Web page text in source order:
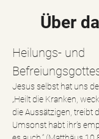
Über
Heilungs- und
Jesus selbst hat uns
„Heilt die Kranken,
die Aussätzigen, treibt
Umsonst habt ihr’s